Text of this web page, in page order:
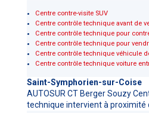
Centre contre-visite SUV
Centre contrôle technique avant de
Centre contrôle technique pour
Centre contrôle technique pour
Centre contrôle technique véhicule
Centre contrôle technique voiture
Saint-Symphorien-sur-Coise
AUTOSUR CT Berger Souzy
technique intervient à proximité